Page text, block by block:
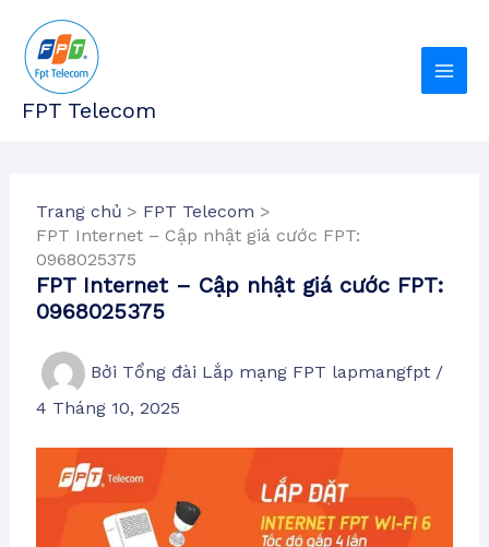
FPT Telecom
Trang chủ
FPT Telecom
FPT Internet – Cập nhật giá cước FPT:
0968025375
FPT Internet – Cập nhật giá cước FPT:
0968025375
Bởi Tổng đài Lắp mạng FPT lapmangfpt /
4 Tháng 10, 2025